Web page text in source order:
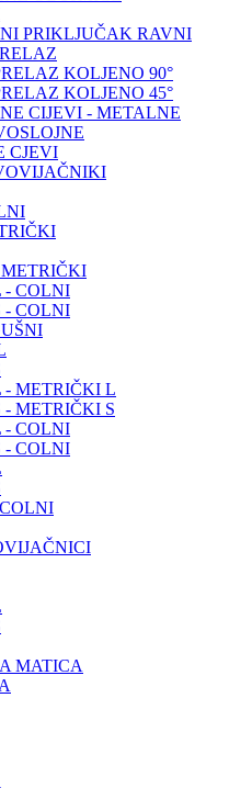
PRIKLJUČAK RAVNI
KOLJENO 90°
KOLJENO 45°
CIJEVI - METALNE
CJEVI
- COLNI
- COLNI
- METRIČKI L
METRIČKI S
- COLNI
- COLNI
MATICA